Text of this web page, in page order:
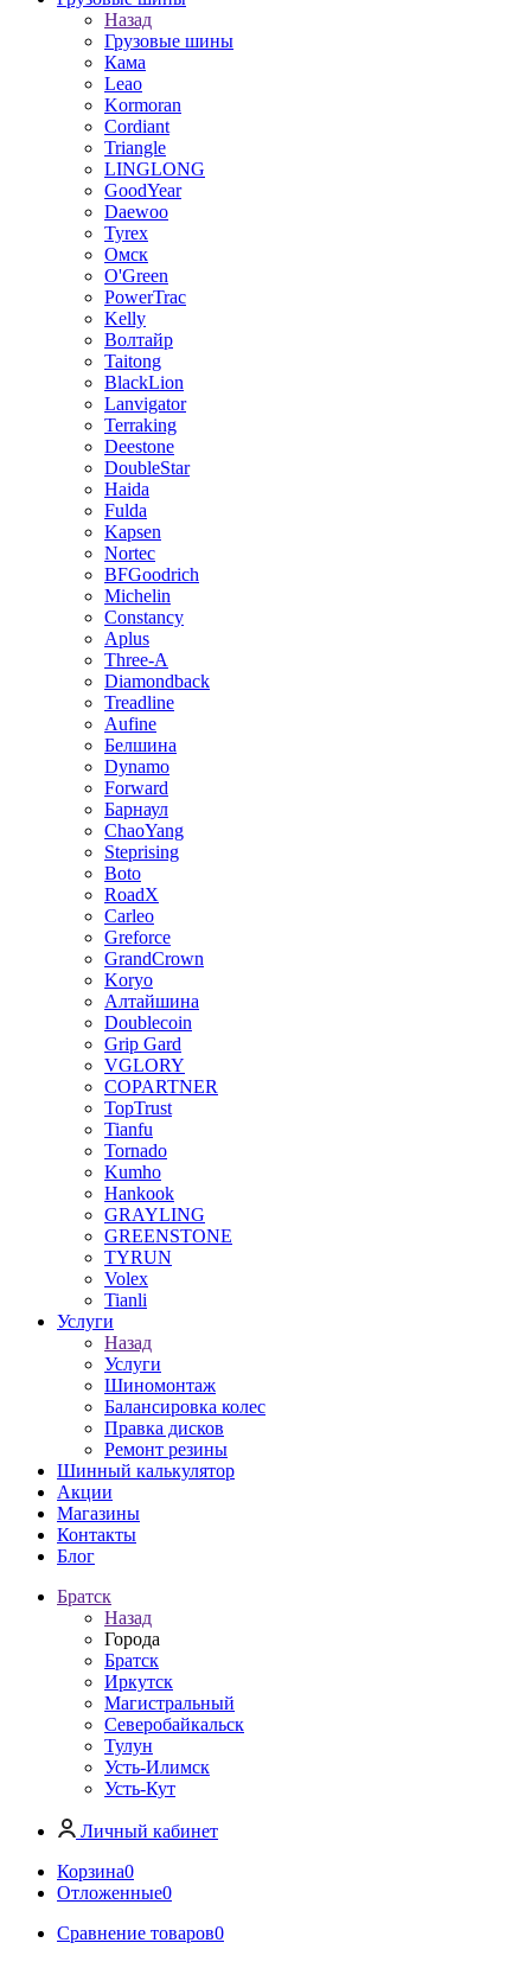
Назад
Грузовые шины
Кама
Leao
Kormoran
Cordiant
Triangle
LINGLONG
GoodYear
Daewoo
Tyrex
Омск
O'Green
PowerTrac
Kelly
Волтайр
Taitong
BlackLion
Lanvigator
Terraking
Deestone
DoubleStar
Haida
Fulda
Kapsen
Nortec
BFGoodrich
Michelin
Constancy
Aplus
Three-A
Diamondback
Treadline
Aufine
Белшина
Dynamo
Forward
Барнаул
ChaoYang
Steprising
Boto
RoadX
Carleo
Greforce
GrandCrown
Koryo
Алтайшина
Doublecoin
Grip Gard
VGLORY
COPARTNER
TopTrust
Tianfu
Tornado
Kumho
Hankook
GRAYLING
GREENSTONE
TYRUN
Volex
Tianli
Услуги
Назад
Услуги
Шиномонтаж
Балансировка колес
Правка дисков
Ремонт резины
Шинный калькулятор
Акции
Магазины
Контакты
Блог
Братск
Назад
Города
Братск
Иркутск
Магистральный
Северобайкальск
Тулун
Усть-Илимск
Усть-Кут
Личный кабинет
Корзина0
Отложенные0
Сравнение товаров0